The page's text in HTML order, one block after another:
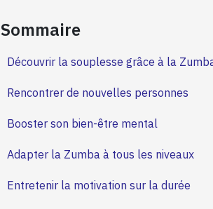
Sommaire
Découvrir la souplesse grâce à la
Rencontrer de nouvelles personnes
Booster son bien-être mental
Adapter la Zumba à tous les niveaux
Entretenir la motivation sur la durée